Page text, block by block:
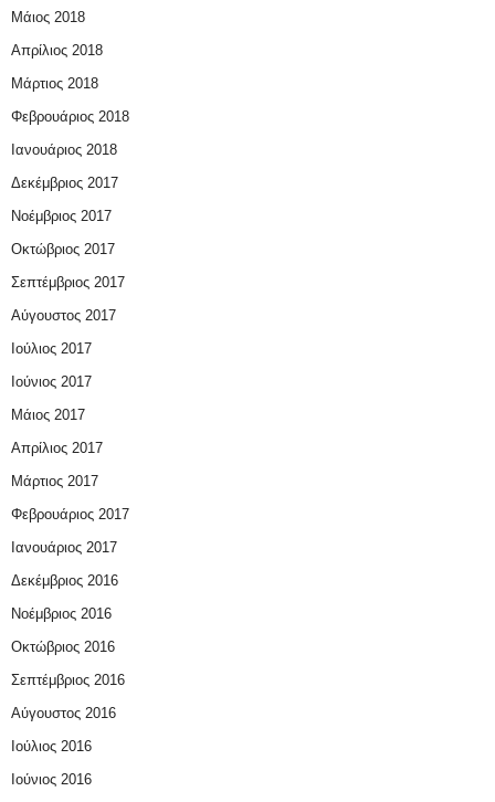
Μάιος 2018
Απρίλιος 2018
Μάρτιος 2018
Φεβρουάριος 2018
Ιανουάριος 2018
Δεκέμβριος 2017
Νοέμβριος 2017
Οκτώβριος 2017
Σεπτέμβριος 2017
Αύγουστος 2017
Ιούλιος 2017
Ιούνιος 2017
Μάιος 2017
Απρίλιος 2017
Μάρτιος 2017
Φεβρουάριος 2017
Ιανουάριος 2017
Δεκέμβριος 2016
Νοέμβριος 2016
Οκτώβριος 2016
Σεπτέμβριος 2016
Αύγουστος 2016
Ιούλιος 2016
Ιούνιος 2016